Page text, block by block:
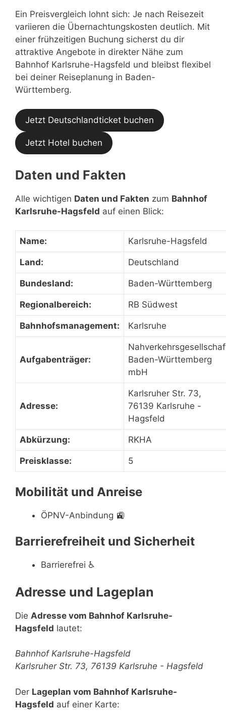
Ein Preisvergleich lohnt sich: Je nach Reisezeit
variieren die Übernachtungskosten deutlich. Mit
einer frühzeitigen Buchung sicherst du dir
attraktive Angebote in direkter Nähe zum
Bahnhof Karlsruhe-Hagsfeld und bleibst flexibel
bei deiner Reiseplanung in Baden-
Württemberg.
Jetzt Deutschlandticket buchen
Jetzt Hotel buchen
Daten und Fakten
Alle wichtigen Daten und Fakten zum Bahnhof
Karlsruhe-Hagsfeld auf einen Blick:
Name: Karlsruhe-Hagsfeld
Land: Deutschland
Bundesland: Baden-Württemberg
Regionalbereich: RB Südwest
Bahnhofsmanagement: Karlsruhe
Aufgabenträger:
Baden-Württemberg
mbH
Adresse:
Karlsruher Str. 73,
76139 Karlsruhe -
Hagsfeld
Abkürzung: RKHA
Preisklasse: 5
Mobilität und Anreise
ÖPNV-Anbindung 🚉
Barrierefreiheit und Sicherheit
Barrierefrei ♿
Adresse und Lageplan
Die Adresse vom Bahnhof Karlsruhe-
Hagsfeld lautet:
Bahnhof Karlsruhe-Hagsfeld
Karlsruher Str. 73, 76139 Karlsruhe - Hagsfeld
Der Lageplan vom Bahnhof Karlsruhe-
Hagsfeld auf einer Karte: